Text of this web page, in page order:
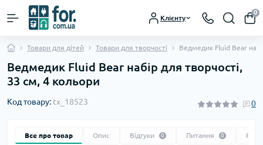
Клієнту
0
Товари для дітей Товари для творчості Ведмедик Fluid Bear
Ведмедик Fluid Bear набір для творчості,
33 см, 4 кольори
Код товару: tx_18523 0
Все про товар Опис Відгуки 0 Питання 0